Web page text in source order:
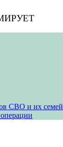
СВО и их семей